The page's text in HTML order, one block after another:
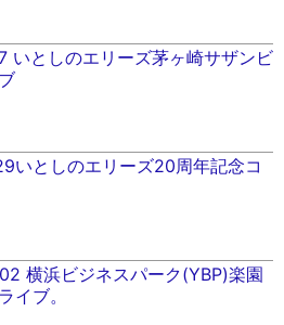
いとしのエリーズ茅ヶ崎サザンビ
いとしのエリーズ20周年記念コ
横浜ビジネスパーク(YBP)楽園
イブ。